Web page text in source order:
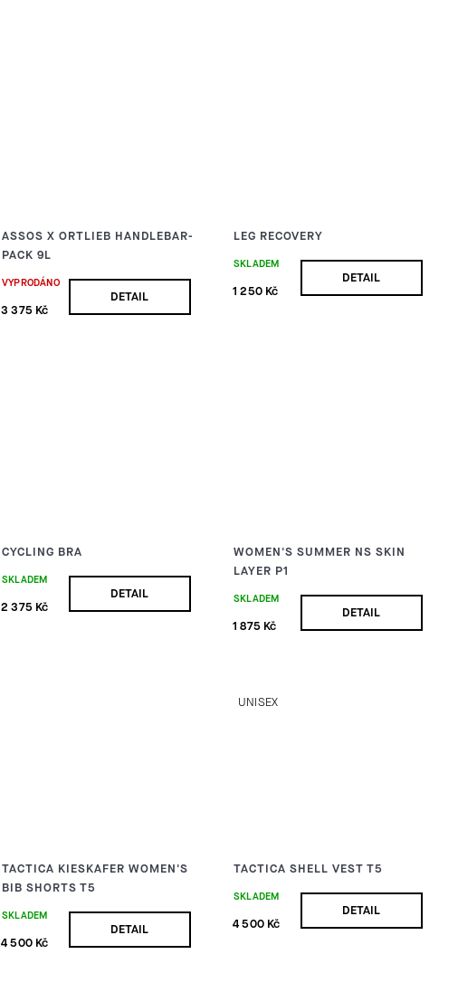
ASSOS X ORTLIEB HANDLEBAR-
PACK 9L
VYPRODÁNO
3 375 Kč
DETAIL
LEG RECOVERY
SKLADEM
1 250 Kč
DETAIL
CYCLING BRA
SKLADEM
2 375 Kč
DETAIL
WOMEN'S SUMMER NS SKIN
LAYER P1
SKLADEM
1 875 Kč
DETAIL
TACTICA KIESKAFER WOMEN'S
BIB SHORTS T5
SKLADEM
4 500 Kč
DETAIL
UNISEX
TACTICA SHELL VEST T5
SKLADEM
4 500 Kč
DETAIL